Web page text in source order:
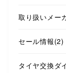
取り扱いメー
セール情報(2)
タイヤ交換ダ